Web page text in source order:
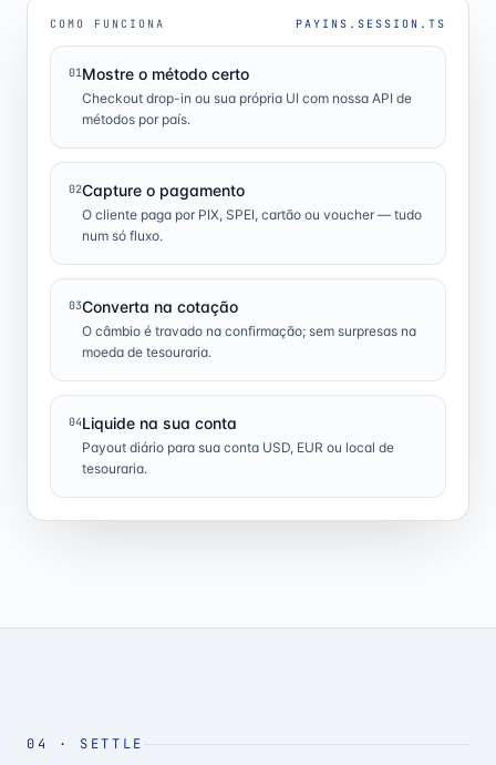
COMO FUNCIONA PAYINS.SESSION.TS
01Mostre o método certo
Checkout drop-in ou sua própria UI com nossa API de
métodos por país.
02Capture o pagamento
O cliente paga por PIX, SPEI, cartão ou voucher — tudo
num só fluxo.
03Converta na cotação
O câmbio é travado na confirmação; sem surpresas na
moeda de tesouraria.
04Liquide na sua conta
Payout diário para sua conta USD, EUR ou local de
tesouraria.
04 · SETTLE